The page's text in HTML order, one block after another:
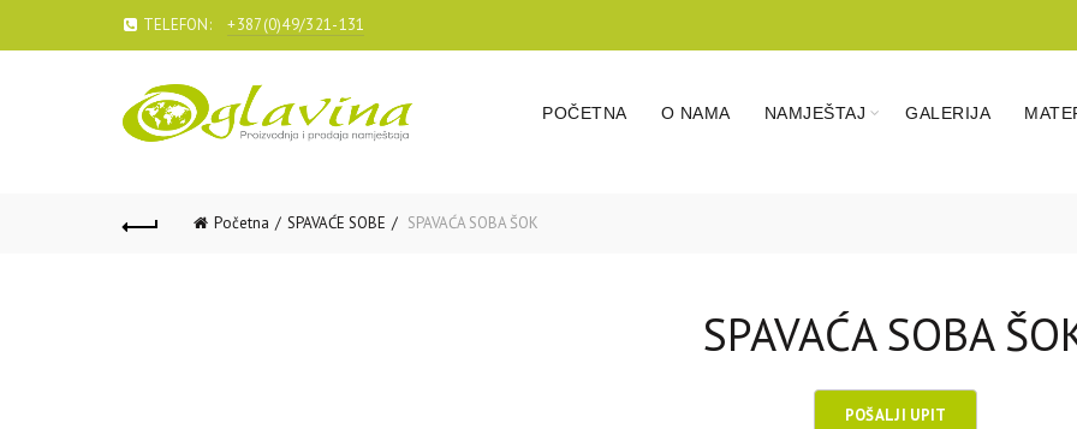
TELEFON: +387(0)49/321-131
POČETNA O NAMA NAMJEŠTAJ GALERIJA
Početna SPAVAĆE SOBE SPAVAĆA SOBA ŠOK
SPAVAĆA SOBA